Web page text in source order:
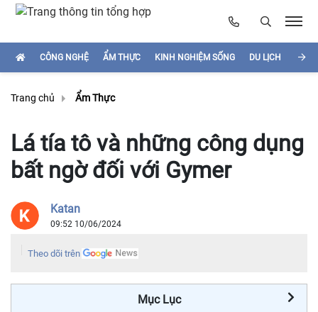
CÔNG NGHỆ ẨM THỰC KINH NGHIỆM SỐNG DU LỊCH
Trang chủ Ẩm Thực
Lá tía tô và những công dụng
bất ngờ đối với Gymer
Katan
09:52 10/06/2024
Theo dõi trên
Mục Lục